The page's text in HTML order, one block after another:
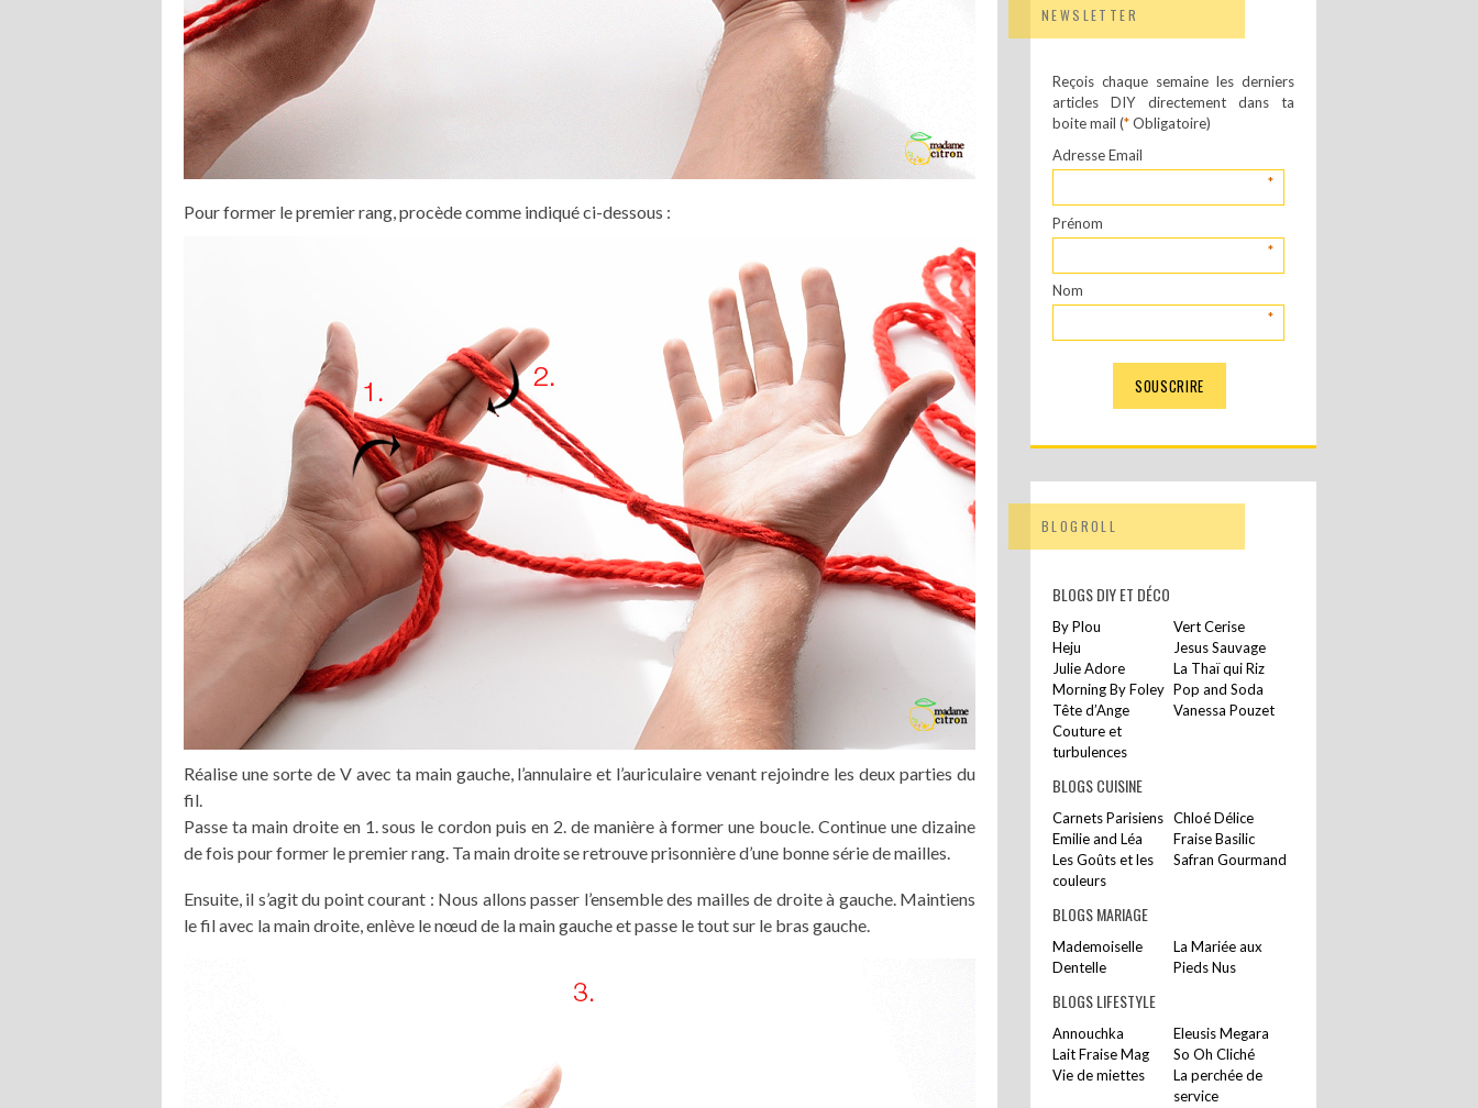
Pour former le premier rang, procède comme indiqué ci-dessous :
Réalise une sorte de V avec ta main gauche, l’annulaire et l’auriculaire venant rejoindre les deux parties du
fil.
Passe ta main droite en 1. sous le cordon puis en 2. de manière à former une boucle. Continue une dizaine
de fois pour former le premier rang. Ta main droite se retrouve prisonnière d’une bonne série de mailles.
Ensuite, il s’agit du point courant : Nous allons passer l’ensemble des mailles de droite à gauche. Maintiens
le fil avec la main droite, enlève le nœud de la main gauche et passe le tout sur le bras gauche.
NEWSLETTER
Reçois chaque semaine les derniers
articles DIY directement dans ta
boite mail (*Obligatoire)
Adresse Email
*
Prénom
*
Nom
*
BLOGROLL
BLOGS DIY ET DÉCO
By Plou
Vert Cerise
Heju
Jesus Sauvage
Julie Adore
La Thaï qui Riz
Morning By Foley Pop and Soda
Tête d’Ange
Vanessa Pouzet
Couture et
turbulences
BLOGS CUISINE
Carnets Parisiens Chloé Délice
Emilie and Léa
Fraise Basilic
Les Goûts et les
couleurs
Safran Gourmand
BLOGS MARIAGE
Mademoiselle
Dentelle
La Mariée aux
Pieds Nus
BLOGS LIFESTYLE
Annouchka
Eleusis Megara
Lait Fraise Mag
So Oh Cliché
Vie de miettes
La perchée de
service